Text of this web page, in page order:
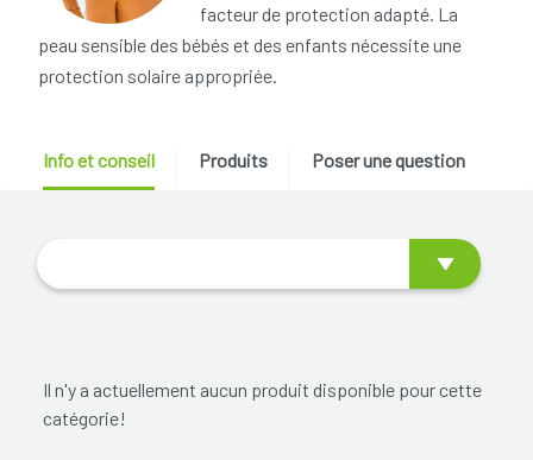
facteur de protection adapté. La
peau sensible des bébés et des enfants nécessite une
protection solaire appropriée.
Info et conseil Produits Poser une question
Il n'y a actuellement aucun produit disponible pour cette
catégorie!